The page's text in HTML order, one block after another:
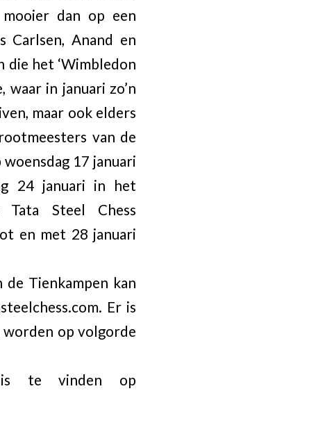
dan op een
Carlsen, Anand en
die het ‘Wimbledon
waar in januari zo’n
maar ook elders
van de
17 januari
24 januari in het
Tata Steel Chess
en met 28 januari
de Tienkampen kan
Er is
worden op volgorde
is te vinden op